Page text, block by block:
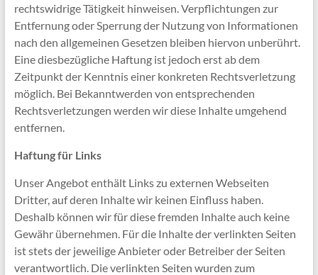
rechtswidrige Tätigkeit hinweisen. Verpflichtungen zur
Entfernung oder Sperrung der Nutzung von Informationen
nach den allgemeinen Gesetzen bleiben hiervon unberührt.
Eine diesbezügliche Haftung ist jedoch erst ab dem
Zeitpunkt der Kenntnis einer konkreten Rechtsverletzung
möglich. Bei Bekanntwerden von entsprechenden
Rechtsverletzungen werden wir diese Inhalte umgehend
entfernen.
Haftung für Links
Unser Angebot enthält Links zu externen Webseiten
Dritter, auf deren Inhalte wir keinen Einfluss haben.
Deshalb können wir für diese fremden Inhalte auch keine
Gewähr übernehmen. Für die Inhalte der verlinkten Seiten
ist stets der jeweilige Anbieter oder Betreiber der Seiten
verantwortlich. Die verlinkten Seiten wurden zum